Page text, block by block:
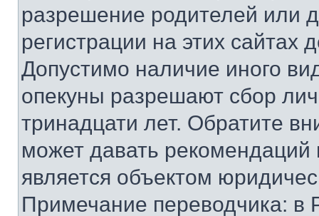
разрешение родителей или
регистрации на этих сайтах
Допустимо наличие иного
опекуны разрешают сбор
тринадцати лет. Обратите
может давать
является объектом
Примечание переводчика: в